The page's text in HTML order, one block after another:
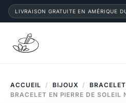
LIVRAISON GRATUITE EN AMÉRIQUE
ACCUEIL / BIJOUX /
BRACELET EN PIERRE DE SOLEIL